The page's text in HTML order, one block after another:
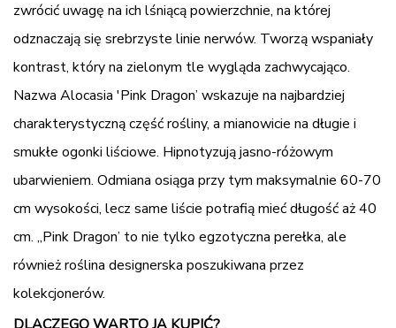
zwrócić uwagę na ich lśniącą powierzchnie, na której
odznaczają się srebrzyste linie nerwów. Tworzą wspaniały
kontrast, który na zielonym tle wygląda zachwycająco.
Nazwa Alocasia 'Pink Dragon’ wskazuje na najbardziej
charakterystyczną część rośliny, a mianowicie na długie i
smukłe ogonki liściowe. Hipnotyzują jasno-różowym
ubarwieniem. Odmiana osiąga przy tym maksymalnie 60-70
cm wysokości, lecz same liście potrafią mieć długość aż 40
cm. „Pink Dragon’ to nie tylko egzotyczna perełka, ale
również roślina designerska poszukiwana przez
kolekcjonerów.